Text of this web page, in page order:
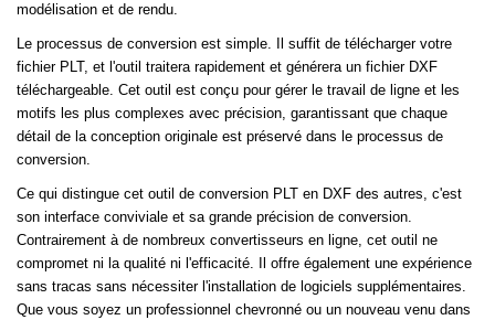
modélisation et de rendu.
Le processus de conversion est simple. Il suffit de télécharger votre
fichier PLT, et l'outil traitera rapidement et générera un fichier DXF
téléchargeable. Cet outil est conçu pour gérer le travail de ligne et les
motifs les plus complexes avec précision, garantissant que chaque
détail de la conception originale est préservé dans le processus de
conversion.
Ce qui distingue cet outil de conversion PLT en DXF des autres, c'est
son interface conviviale et sa grande précision de conversion.
Contrairement à de nombreux convertisseurs en ligne, cet outil ne
compromet ni la qualité ni l'efficacité. Il offre également une expérience
sans tracas sans nécessiter l'installation de logiciels supplémentaires.
Que vous soyez un professionnel chevronné ou un nouveau venu dans